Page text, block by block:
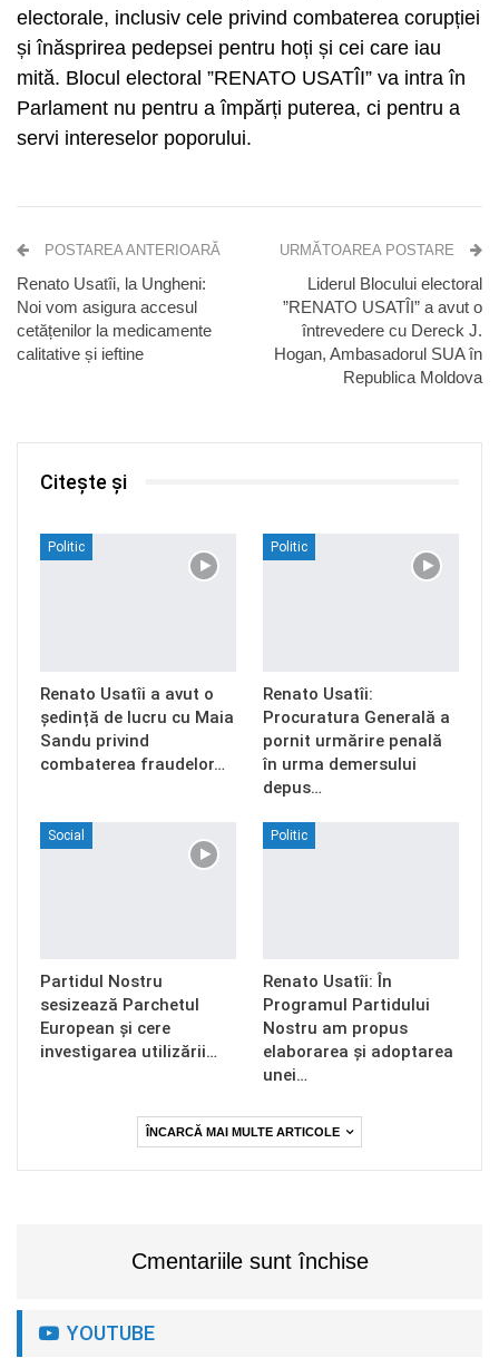
electorale, inclusiv cele privind combaterea corupției
și înăsprirea pedepsei pentru hoți și cei care iau
mită. Blocul electoral ”RENATO USATÎI” va intra în
Parlament nu pentru a împărți puterea, ci pentru a
servi intereselor poporului.
POSTAREA ANTERIOARĂ
Renato Usatîi, la Ungheni:
Noi vom asigura accesul
cetățenilor la medicamente
calitative și ieftine
URMĂTOAREA POSTARE
Liderul Blocului electoral
”RENATO USATÎI” a avut o
întrevedere cu Dereck J.
Hogan, Ambasadorul SUA în
Republica Moldova
Citește și
Politic
Renato Usatîi a avut o
ședință de lucru cu Maia
Sandu privind
combaterea fraudelor…
Politic
Renato Usatîi:
Procuratura Generală a
pornit urmărire penală
în urma demersului
depus…
Social
Partidul Nostru
sesizează Parchetul
European și cere
investigarea utilizării…
Politic
Renato Usatîi: În
Programul Partidului
Nostru am propus
elaborarea și adoptarea
unei…
ÎNCARCĂ MAI MULTE ARTICOLE
Cmentariile sunt închise
YOUTUBE